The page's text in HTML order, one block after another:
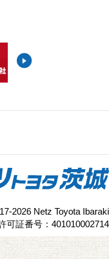
2026 Netz Toyota Ibaraki
可証番号：401010002714